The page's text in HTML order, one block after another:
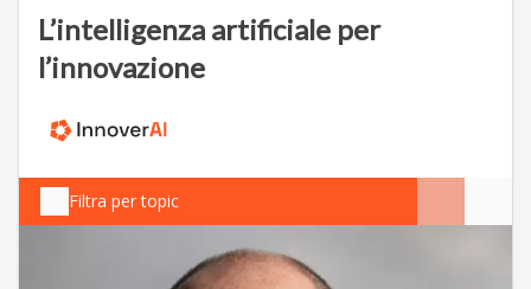
L’intelligenza artificiale per
l’innovazione
Filtra per topic